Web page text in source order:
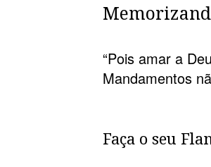
“Pois amar a
Mandamentos
Faça o seu